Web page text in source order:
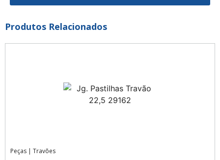
Produtos Relacionados
Peças | Travões